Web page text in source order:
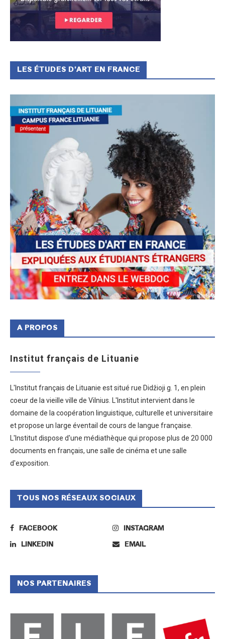
LES ÉTUDES D’ART EN FRANCE
A PROPOS
Institut français de Lituanie
L'Institut français de Lituanie est situé rue Didžioji g. 1, en plein
coeur de la vieille ville de Vilnius. L'Institut intervient dans le
domaine de la coopération linguistique, culturelle et universitaire
et propose un large éventail de cours de langue française.
L'Institut dispose d'une médiathèque qui propose plus de 20 000
documents en français, une salle de cinéma et une salle
d'exposition.
TOUS NOS RÉSEAUX SOCIAUX
FACEBOOK INSTAGRAM
LINKEDIN EMAIL
NOS PARTENAIRES